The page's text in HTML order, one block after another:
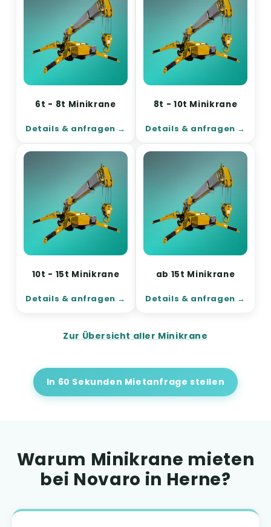
6t - 8t Minikrane
Details & anfragen
8t - 10t Minikrane
Details & anfragen
10t - 15t Minikrane
Details & anfragen
ab 15t Minikrane
Details & anfragen
Zur Übersicht aller Minikrane
In 60 Sekunden Mietanfrage stellen
Warum Minikrane mieten
bei Novaro in Herne?